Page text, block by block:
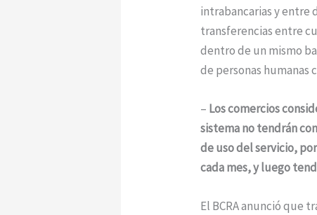
intrabancarias y entre
transferencias entre
dentro de un mismo
de personas humanas
– Los comercios
sistema no tendrán
de uso del servicio,
cada mes, y luego
El BCRA anunció que